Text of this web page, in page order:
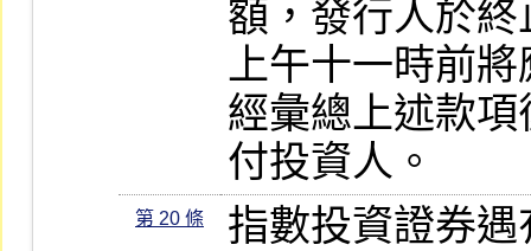
額，發行人於
上午十一時前
經彙總上述款
付投資人。
第 20 條
指數投資證券